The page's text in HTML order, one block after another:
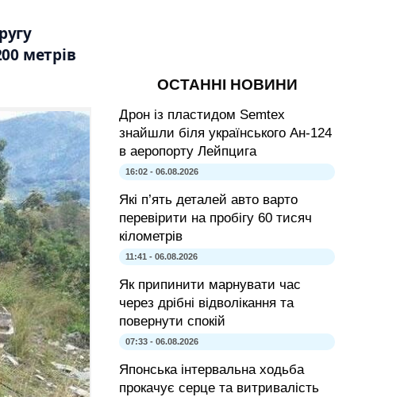
метрів
ОСТАННІ НОВИНИ
Дрон із пластидом Semtex
знайшли біля українського Ан-124
в аеропорту Лейпцига
16:02 - 06.08.2026
Які п’ять деталей авто варто
перевірити на пробігу 60 тисяч
кілометрів
11:41 - 06.08.2026
Як припинити марнувати час
через дрібні відволікання та
повернути спокій
07:33 - 06.08.2026
Японська інтервальна ходьба
прокачує серце та витривалість